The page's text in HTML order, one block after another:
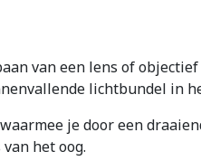
van een lens of
lichtbundel in
je door een
het oog.